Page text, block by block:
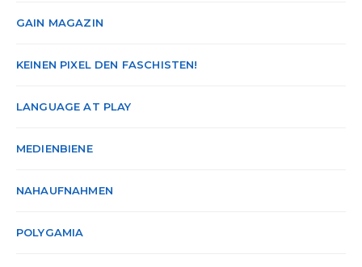
GAIN MAGAZIN
KEINEN PIXEL DEN FASCHISTEN!
LANGUAGE AT PLAY
MEDIENBIENE
NAHAUFNAHMEN
POLYGAMIA